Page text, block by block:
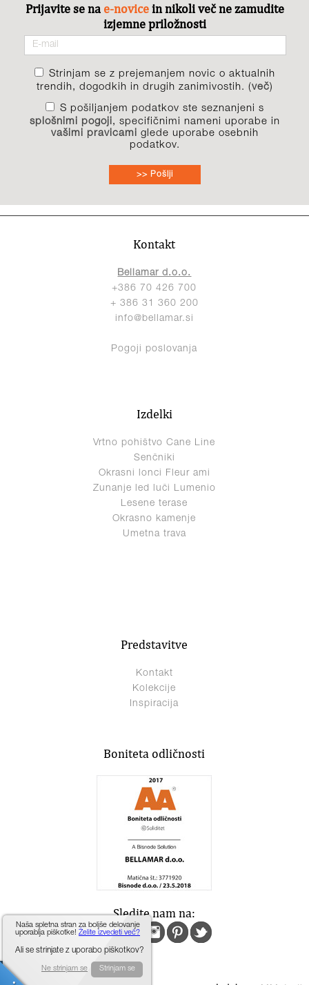
Prijavite se na e-novicein nikoli več ne zamudite
izjemne priložnosti
Strinjam se z prejemanjem novic o aktualnih
trendih, dogodkih in drugih zanimivostih. (več)
S pošiljanjem podatkov ste seznanjeni s
splošnimi pogoji, specifičnimi nameni uporabe in
vašimi pravicami glede uporabe osebnih
podatkov.
>> Pošlji
Kontakt
Bellamar d.o.o.
+386 70 426 700
+ 386 31 360 200
info@bellamar.si
Pogoji poslovanja
Izdelki
Vrtno pohištvo Cane Line
Senčniki
Okrasni lonci Fleur ami
Zunanje led luči Lumenio
Lesene terase
Okrasno kamenje
Umetna trava
Predstavitve
Kontakt
Kolekcije
Inspiracija
Boniteta odličnosti
Sledite nam na:
Naša spletna stran za boljše delovanje
uporablja piškotke! Želite izvedeti več?
Ali se strinjate z uporabo piškotkov?
Ne strinjam se Strinjam se